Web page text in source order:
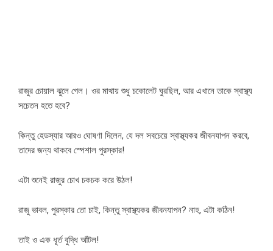
রাজুর চোয়াল ঝুলে গেল। ওর মাথায় শুধু চকোলেট ঘুরছিল, আর এখানে তাকে স্বাস্থ্য
সচেতন হতে হবে?
কিন্তু হেডস্যার আরও ঘোষণা দিলেন, যে দল সবচেয়ে স্বাস্থ্যকর জীবনযাপন করবে,
তাদের জন্য থাকবে স্পেশাল পুরস্কার!
এটা শুনেই রাজুর চোখ চকচক করে উঠল!
রাজু ভাবল, পুরস্কার তো চাই, কিন্তু স্বাস্থ্যকর জীবনযাপন? নাহ, এটা কঠিন!
তাই ও এক ধূর্ত বুদ্ধি আঁটল!